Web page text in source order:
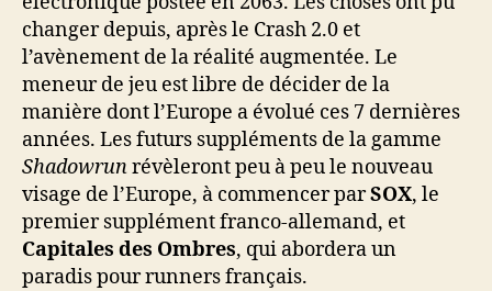
changer depuis, après le Crash 2.0 et
l’avènement de la réalité augmentée. Le
meneur de jeu est libre de décider de la
manière dont l’Europe a évolué ces 7 dernières
années. Les futurs suppléments de la gamme
Shadowrunrévèleront peu à peu le nouveau
visage de l’Europe, à commencer parSOX, le
premier supplément franco-allemand, et
Capitales des Ombres, qui abordera un
paradis pour runners français.